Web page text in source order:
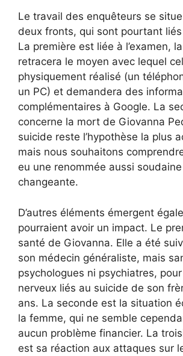
Le travail des enquêteurs se
deux fronts, qui sont pourtant liés
La première est liée à l’examen,
retracera le moyen avec lequel
physiquement réalisé (un
un PC) et demandera des
complémentaires à Google. La
concerne la mort de Giovanna
suicide reste l’hypothèse la plus
mais nous souhaitons
eu une renommée aussi
changeante.
D’autres éléments émergent
pourraient avoir un impact. Le
santé de Giovanna. Elle a été
son médecin généraliste, mais
psychologues ni psychiatres,
nerveux liés au suicide de son
ans. La seconde est la situation
la femme, qui ne semble
aucun problème financier. La
est sa réaction aux attaques sur